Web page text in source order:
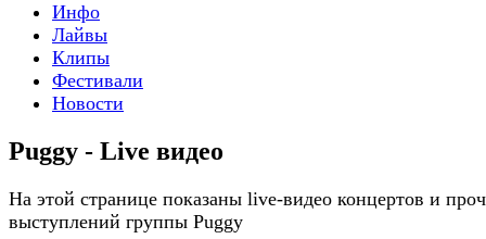
Инфо
Лайвы
Клипы
Фестивали
Новости
Puggy - Live видео
На этой странице показаны live-видео концертов и
выступлений группы Puggy